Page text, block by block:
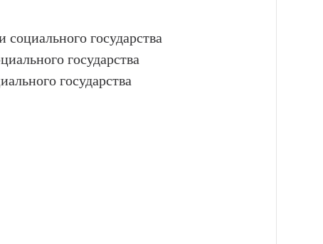
государства
государства
государства